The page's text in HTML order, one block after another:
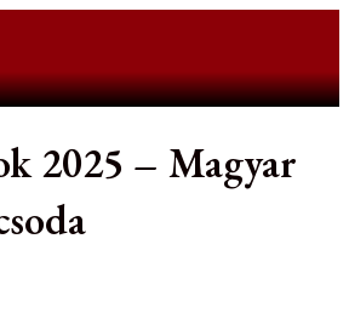
2025 – Magyar